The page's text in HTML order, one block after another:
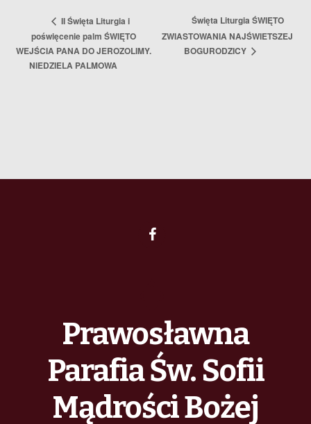
II Święta Liturgia i
poświęcenie palm ŚWIĘTO
WEJŚCIA PANA DO JEROZOLIMY.
NIEDZIELA PALMOWA
Święta Liturgia ŚWIĘTO
ZWIASTOWANIA NAJŚWIETSZEJ
BOGURODZICY
Prawosławna
Parafia Św. Sofii
Mądrości Bożej